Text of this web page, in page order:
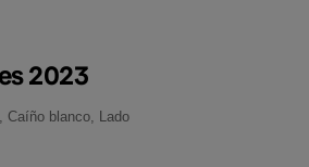
2023
Caíño blanco, Lado